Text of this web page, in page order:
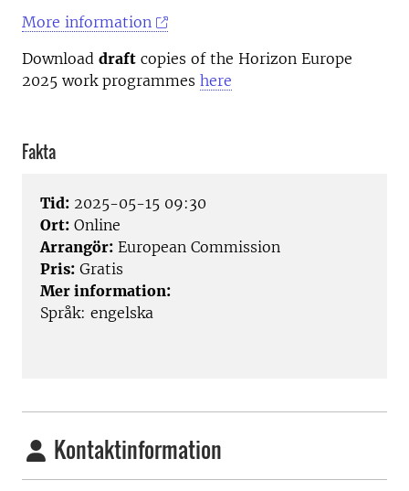
More information
Download draft copies of the Horizon Europe
2025 work programmes here
Fakta
Tid: 2025-05-15 09:30
Ort: Online
Arrangör: European Commission
Pris: Gratis
Mer information:
Språk: engelska
Kontaktinformation